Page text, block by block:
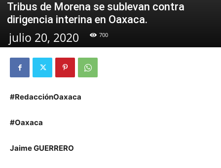
Tribus de Morena se sublevan contra
dirigencia interina en Oaxaca.
julio 20, 2020 700
#RedacciónOaxaca
#Oaxaca
Jaime GUERRERO